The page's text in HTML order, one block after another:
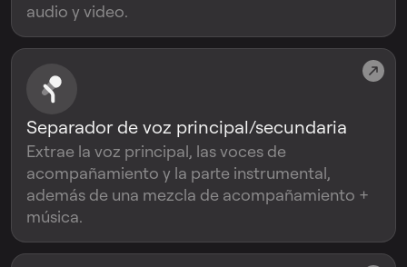
audio y video.
Separador de voz principal/secundaria
Extrae la voz principal, las voces de
acompañamiento y la parte instrumental,
además de una mezcla de acompañamiento +
música.